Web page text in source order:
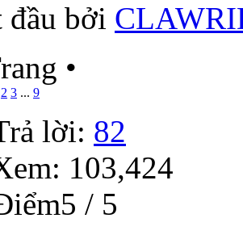
đầu bởi
•
2 3 ... 9
lời: 82
103,424
/ 5